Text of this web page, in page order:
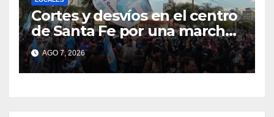
Cortes y desvíos en el centro
de Santa Fe por una marcha
de organizaciones sociales y
sindicales
AGO 7, 2026